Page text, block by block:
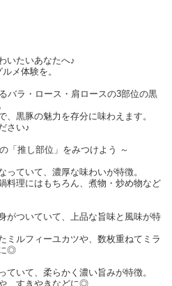
いたいあなたへ♪
メ体験を。
バラ・ロース・肩ロースの3部位の黒
黒豚の魅力を存分に味わえます。
さい♪
「推し部位」をみつけよう ～
ていて、濃厚な味わいが特徴。
料理にはもちろん、煮物・炒め物など
がついていて、上品な旨味と風味が特
ミルフィーユカツや、数枚重ねてミラ
◎
いて、柔らかく濃い旨みが特徴。
、すきやきなどに◎